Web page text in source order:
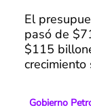
El
pasó de
$115
Gobierno